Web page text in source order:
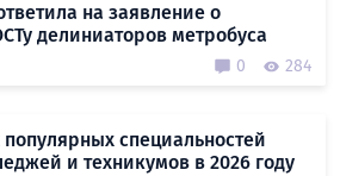
на заявление о
делиниаторов метробуса
0 284
специальностей
и техникумов в 2026 году